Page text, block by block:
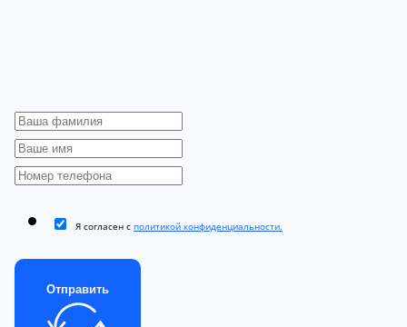
Я согласен с политикой конфиденциальности.
Отправить